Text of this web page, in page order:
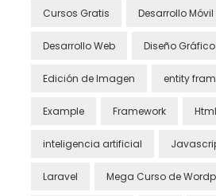
Cursos Gratis Desarrollo Móvil
Desarrollo Web Diseño Gráfico
Edición de Imagen entity
Example Framework Html
inteligencia artificial
Laravel Mega Curso de